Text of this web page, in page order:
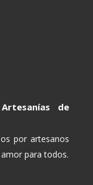
de
por artesanos
para todos.